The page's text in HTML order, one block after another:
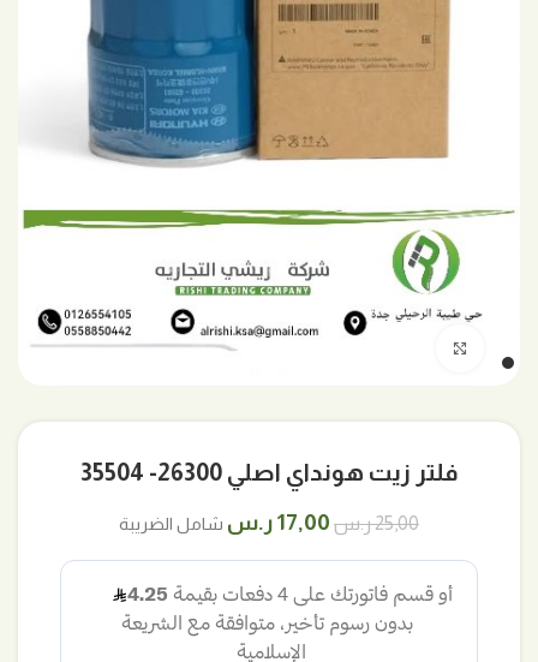
فلتر زيت هونداي اصلي 26300- 35504
25,00ر.س السعر
25,00 ر.س.
17,00 ر.س السعر
17,00 ر.س.
شامل الضريبة